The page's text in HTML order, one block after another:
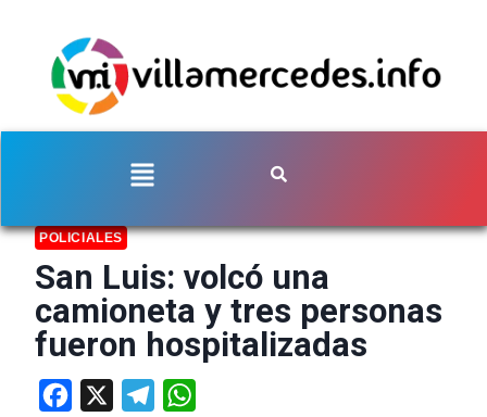
POLICIALES
San Luis: volcó una
camioneta y tres personas
fueron hospitalizadas
Facebook Telegram